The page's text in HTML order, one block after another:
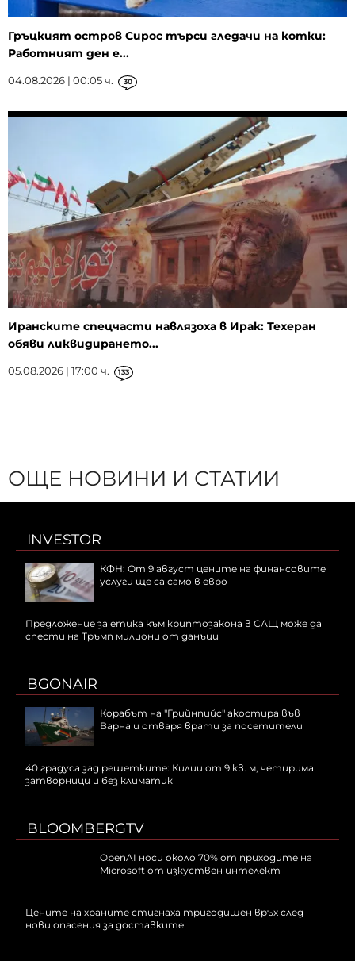
Гръцкият остров Сирос търси гледачи на котки:
Работният ден е...
04.08.2026 | 00:05 ч. 30
Иранските спецчасти навлязоха в Ирак: Техеран
обяви ликвидирането...
05.08.2026 | 17:00 ч. 133
ОЩЕ НОВИНИ И СТАТИИ
INVESTOR
КФН: От 9 август цените на финансовите
услуги ще са само в евро
Предложение за етика към криптозакона в САЩ може да
спести на Тръмп милиони от данъци
BGONAIR
Корабът на "Грийнпийс" акостира във
Варна и отваря врати за посетители
40 градуса зад решетките: Килии от 9 кв. м, четирима
затворници и без климатик
BLOOMBERGTV
OpenAI носи около 70% от приходите на
Microsoft от изкуствен интелект
Цените на храните стигнаха тригодишен връх след
нови опасения за доставките